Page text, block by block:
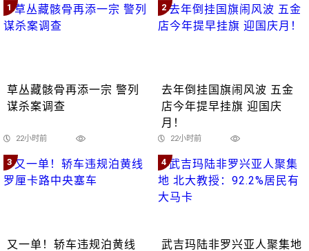
1
草丛藏骸骨再添一宗 警列
谋杀案调查
22小时前
2
去年倒挂国旗闹风波 五金
店今年提早挂旗 迎国庆
月！
22小时前
3
又一单！轿车违规泊黄线
4
武吉玛陆非罗兴亚人聚集地